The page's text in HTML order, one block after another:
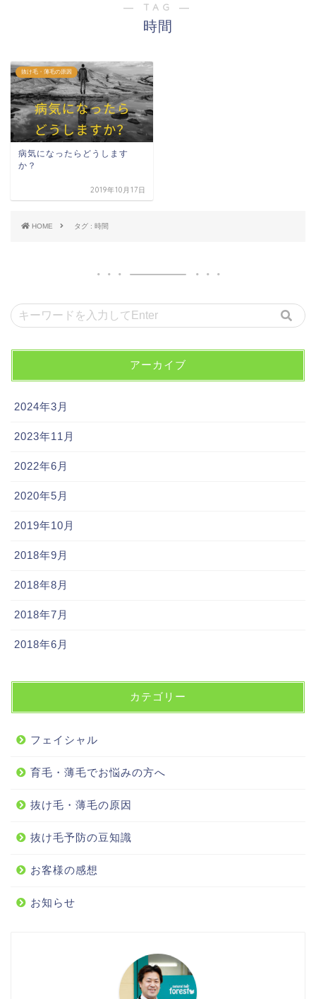
― TAG ―
時間
抜け毛・薄毛の原因
病気になったらどうします
か？
2019年10月17日
HOME タグ : 時間
アーカイブ
2024年3月
2023年11月
2022年6月
2020年5月
2019年10月
2018年9月
2018年8月
2018年7月
2018年6月
カテゴリー
フェイシャル
育毛・薄毛でお悩みの方へ
抜け毛・薄毛の原因
抜け毛予防の豆知識
お客様の感想
お知らせ